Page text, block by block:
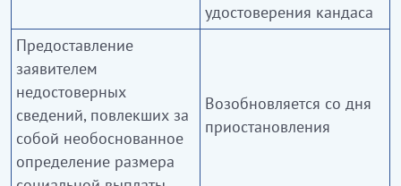
удостоверения кандаса
Предоставление
заявителем
недостоверных
сведений, повлекших за
собой необоснованное
определение размера
Возобновляется со дня
приостановления